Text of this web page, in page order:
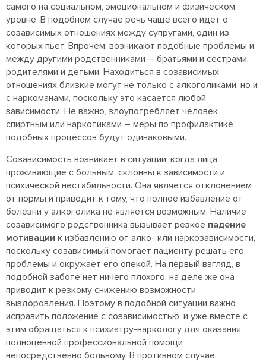
самого на социальном, эмоциональном и физическом
уровне. В подобном случае речь чаще всего идет о
созависимых отношениях между супругами, один из
которых пьет. Впрочем, возникают подобные проблемы и
между другими родственниками – братьями и сестрами,
родителями и детьми. Находиться в созависимых
отношениях близкие могут не только с алкоголиками, но и
с наркоманами, поскольку это касается любой
зависимости. Не важно, злоупотребляет человек
спиртным или наркотиками – меры по профилактике
подобных процессов будут одинаковыми.
Созависимость возникает в ситуации, когда лица,
проживающие с больным, склонны к зависимости и
психической нестабильности. Она является отклонением
от нормы и приводит к тому, что полное избавление от
болезни у алкоголика не является возможным. Наличие
созависимого родственника вызывает резкое падение
мотивации к избавлению от алко- или наркозависимости,
поскольку созависимый помогает пациенту решать его
проблемы и окружает его опекой. На первый взгляд, в
подобной заботе нет ничего плохого, на деле же она
приводит к резкому снижению возможности
выздоровления. Поэтому в подобной ситуации важно
исправить положение с созависимостью, и уже вместе с
этим обращаться к психиатру-наркологу для оказания
полноценной профессиональной помощи
непосредственно больному. В противном случае